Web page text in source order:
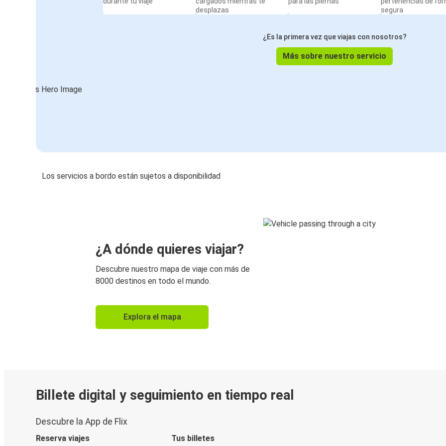
desplazas
segura
¿Es la primera vez que viajas con nosotros?
Más sobre nuestro servicio
Los servicios a bordo están sujetos a disponibilidad
¿A dónde quieres viajar?
Descubre nuestro mapa de viaje con más de
8000 destinos en todo el mundo.
Explora el mapa
Billete digital y seguimiento en tiempo real
Descubre la App de Flix
Reserva viajes Tus billetes